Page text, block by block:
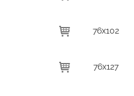
76x102
76x127